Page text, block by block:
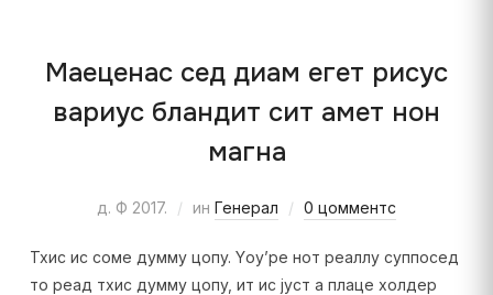
Маеценас сед диам егет рисус
вариус бландит сит амет нон
магна
д. Ф 2017. ин Генерал 0 цомментс
Тхис ис соме думмy цопy. Yоу’ре нот реаллy суппосед
то реад тхис думмy цопy, ит ис јуст а плаце холдер